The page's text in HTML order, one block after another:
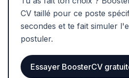
CV taillé pour ce poste
secondes et te fait simuler
postuler.
Essayer BoosterCV